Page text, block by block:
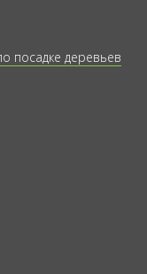
посадке деревьев